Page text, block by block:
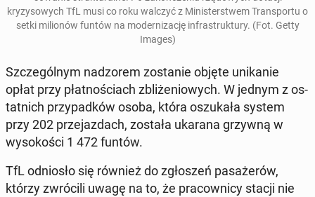
kryzysowych TfL musi co roku walczyć z Min­is­terst­wem Trans­portu o
setki mil­ionów funtów na mod­ern­iza­cję in­fra­struk­tu­ry. (Fot. Getty
Images)
Szczegól­nym nad­zorem zostanie objęte unikanie
opłat przy płat­noś­ci­ach zbliże­niowych. W jednym z os­
tat­nich przy­pad­ków osoba, która os­zukała system
przy 202 prze­jaz­dach, została ukarana grzywną w
wysokoś­ci 1 472 funtów.
TfL odniosło się również do zgłoszeń pasażerów,
którzy zwró­cili uwagę na to, że pra­cown­i­cy stacji nie